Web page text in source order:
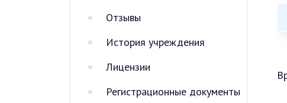
Отзывы
История учреждения
Лицензии
Регистрационные документы